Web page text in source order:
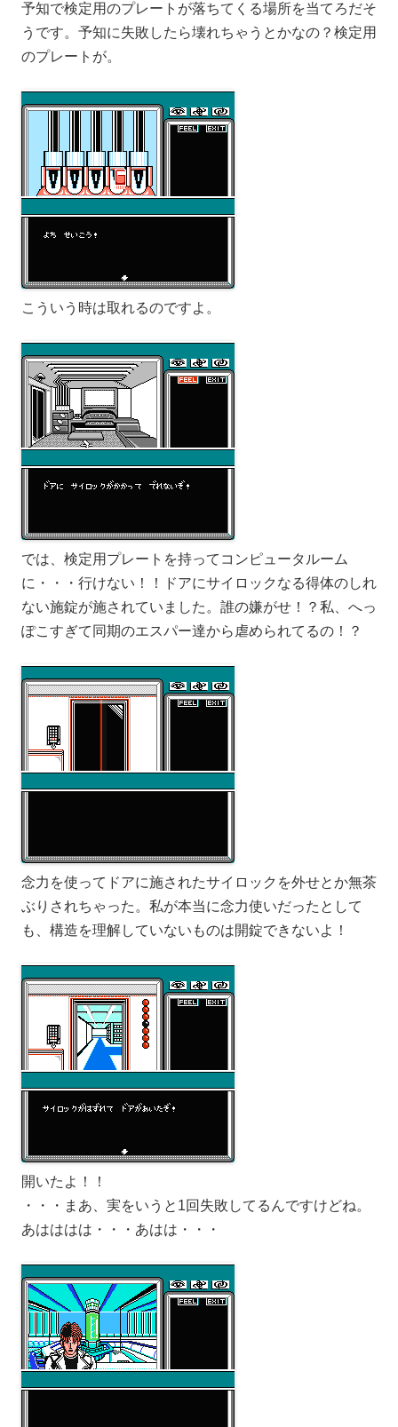
予知で検定用のプレートが落ちてくる場所を当てろだそ
うです。予知に失敗したら壊れちゃうとかなの？検定用
のプレートが。
こういう時は取れるのですよ。
では、検定用プレートを持ってコンピュータルーム
に・・・行けない！！ドアにサイロックなる得体のしれ
ない施錠が施されていました。誰の嫌がせ！？私、へっ
ぽこすぎて同期のエスパー達から虐められてるの！？
念力を使ってドアに施されたサイロックを外せとか無茶
ぶりされちゃった。私が本当に念力使いだったとして
も、構造を理解していないものは開錠できないよ！
開いたよ！！
・・・まあ、実をいうと1回失敗してるんですけどね。
あはははは・・・あはは・・・